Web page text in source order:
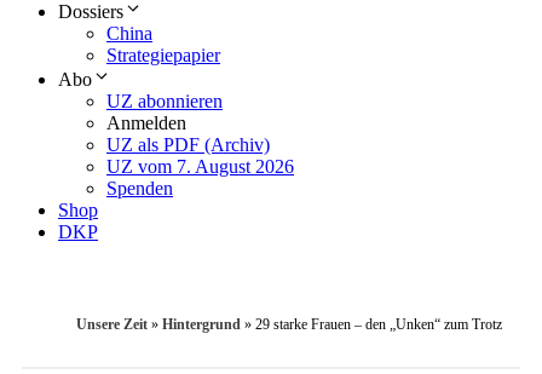
Dossiers
China
Strategiepapier
Abo
UZ abonnieren
Anmelden
UZ als PDF (Archiv)
UZ vom 7. August 2026
Spenden
Shop
DKP
Unsere Zeit » Hintergrund » 29 starke Frauen – den „Unken“ zum Trotz